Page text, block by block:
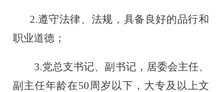
2.遵守法律、法规，具备良好的品行和
职业道德；
3.党总支书记、副书记，居委会主任、
副主任年龄在50周岁以下，大专及以上文